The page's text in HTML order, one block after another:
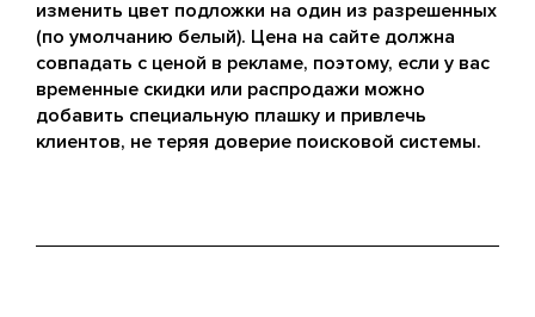
изменить цвет подложки на один из разрешенных
(по умолчанию белый). Цена на сайте должна
совпадать с ценой в рекламе, поэтому, если у вас
временные скидки или распродажи можно
добавить специальную плашку и привлечь
клиентов, не теряя доверие поисковой системы.